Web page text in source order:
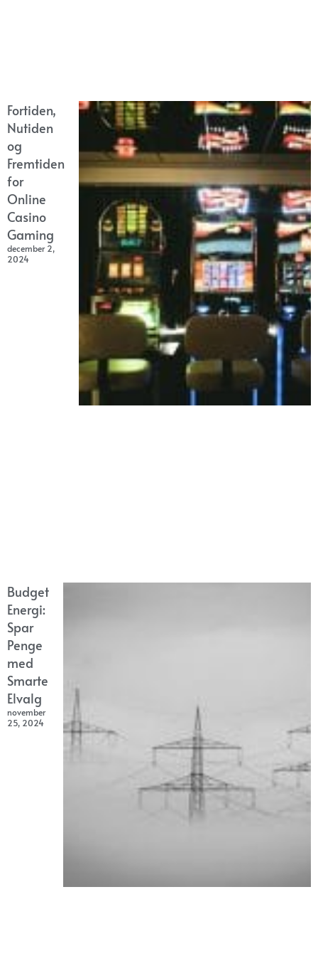
Fortiden,
Nutiden
og
Fremtiden
for
Online
Casino
Gaming
december 2,
2024
Budget
Energi:
Spar
Penge
med
Smarte
Elvalg
november
25, 2024